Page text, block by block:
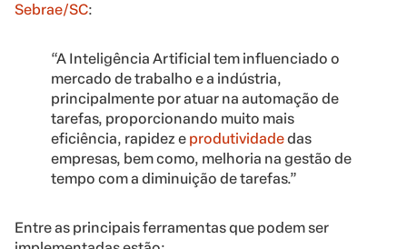
Sebrae/SC:
“A Inteligência Artificial tem influenciado o
mercado de trabalho e a indústria,
principalmente por atuar na automação de
tarefas, proporcionando muito mais
eficiência, rapidez e produtividadedas
empresas, bem como, melhoria na gestão de
tempo com a diminuição de tarefas.”
Entre as principais ferramentas que podem ser